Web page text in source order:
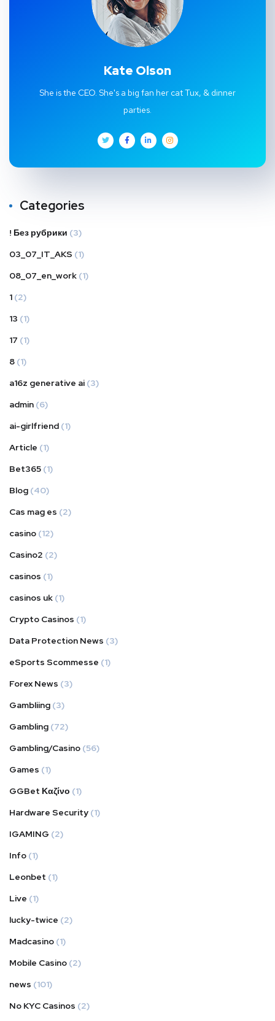
Kate Olson
She is the CEO. She's a big fan her cat Tux, & dinner
parties.
Categories
! Без рубрики (3)
03_07_IT_AKS (1)
08_07_en_work (1)
1 (2)
13 (1)
17 (1)
8 (1)
a16z generative ai (3)
admin (6)
ai-girlfriend (1)
Article (1)
Bet365 (1)
Blog (40)
Cas mag es (2)
casino (12)
Casino2 (2)
casinos (1)
casinos uk (1)
Crypto Casinos (1)
Data Protection News (3)
eSports Scommesse (1)
Forex News (3)
Gambliing (3)
Gambling (72)
Gambling/Casino (56)
Games (1)
GGBet Καζίνο (1)
Hardware Security (1)
IGAMING (2)
Info (1)
Leonbet (1)
Live (1)
lucky-twice (2)
Madcasino (1)
Mobile Casino (2)
news (101)
No KYC Casinos (2)